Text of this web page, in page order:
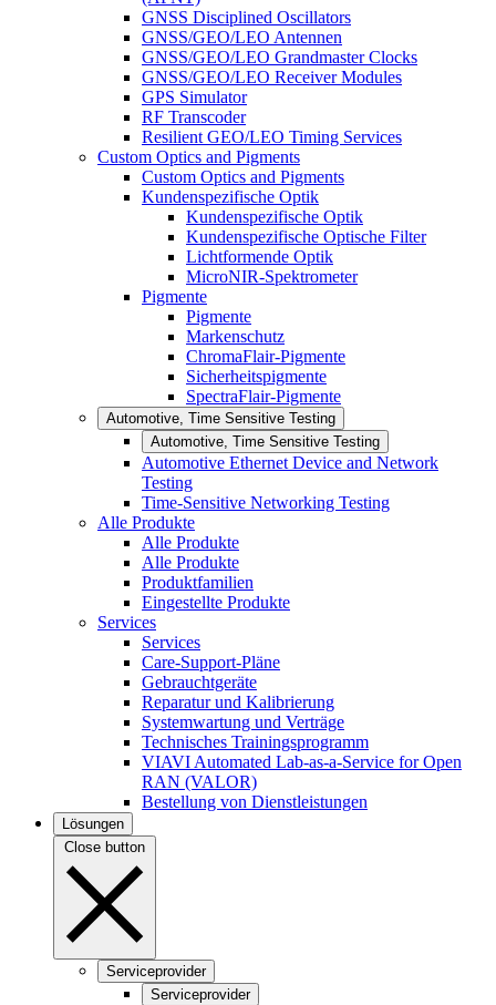
GNSS Disciplined Oscillators
GNSS/GEO/LEO Antennen
GNSS/GEO/LEO Grandmaster Clocks
GNSS/GEO/LEO Receiver Modules
GPS Simulator
RF Transcoder
Resilient GEO/LEO Timing Services
Custom Optics and Pigments
Custom Optics and Pigments
Kundenspezifische Optik
Kundenspezifische Optik
Kundenspezifische Optische Filter
Lichtformende Optik
MicroNIR-Spektrometer
Pigmente
Pigmente
Markenschutz
ChromaFlair-Pigmente
Sicherheitspigmente
SpectraFlair-Pigmente
Automotive, Time Sensitive Testing
Automotive, Time Sensitive Testing
Automotive Ethernet Device and Network
Testing
Time-Sensitive Networking Testing
Alle Produkte
Alle Produkte
Alle Produkte
Produktfamilien
Eingestellte Produkte
Services
Services
Care-Support-Pläne
Gebrauchtgeräte
Reparatur und Kalibrierung
Systemwartung und Verträge
Technisches Trainingsprogramm
VIAVI Automated Lab-as-a-Service for Open
RAN (VALOR)
Bestellung von Dienstleistungen
Lösungen
Close button
Serviceprovider
Serviceprovider